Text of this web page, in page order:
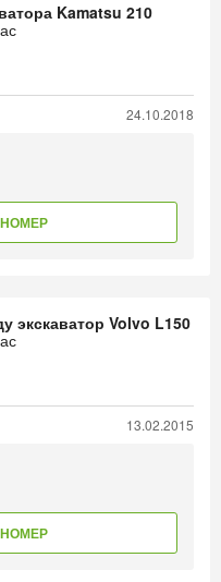
Kamatsu 210
24.10.2018
экскаватор Volvo L150
13.02.2015